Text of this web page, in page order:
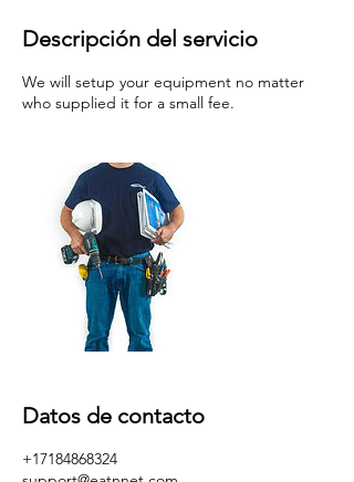
Descripción del servicio
We will setup your equipment no matter
who supplied it for a small fee.
Datos de contacto
+17184868324